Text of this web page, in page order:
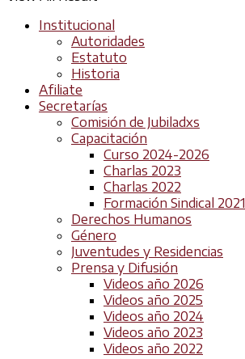
Institucional
Autoridades
Estatuto
Historia
Afiliate
Secretarías
Comisión de Jubiladxs
Capacitación
Curso 2024-2026
Charlas 2023
Charlas 2022
Formación Sindical 2021
Derechos Humanos
Género
Juventudes y Residencias
Prensa y Difusión
Videos año 2026
Videos año 2025
Videos año 2024
Videos año 2023
Videos año 2022